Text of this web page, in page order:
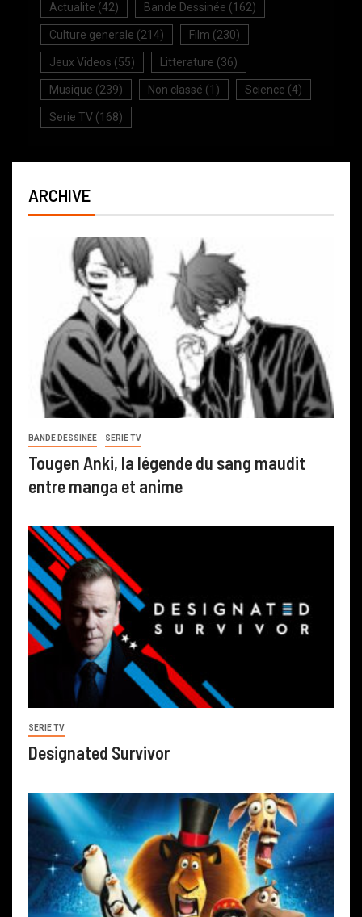
Actualite (42) Bande Dessinée (162)
Culture generale (214) Film (230)
Jeux Videos (55) Litterature (36)
Musique (239) Non classé (1) Science (4)
Serie TV (168)
ARCHIVE
BANDE DESSINÉE SERIE TV
Tougen Anki, la légende du sang maudit
entre manga et anime
SERIE TV
Designated Survivor